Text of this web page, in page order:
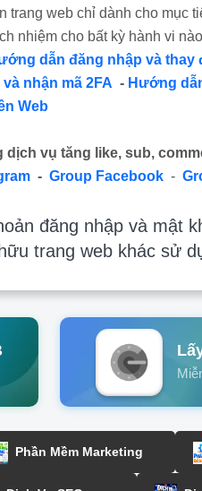
trang web chỉ dành cho mục
nhiệm cho bất kỳ hành vi
dẫn đăng nhập và
nhận mã 2FA - Hướng
Web
dịch vụ tăng like, sub,
- Group Facebook -
đăng nhập và mật
trang web khác sử
Phần Mềm Marketing